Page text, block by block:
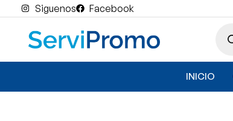
Siguenos Facebook
INICIO